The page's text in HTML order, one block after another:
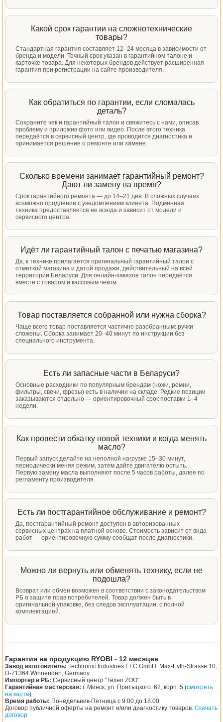
Какой срок гарантии на сложнотехнические
товары?
Стандартная гарантия составляет 12–24 месяца в зависимости от
бренда и модели. Точный срок указан в гарантийном талоне и
карточке товара. Для некоторых брендов действует расширенная
гарантия при регистрации на сайте производителя.
Как обратиться по гарантии, если сломалась
деталь?
Сохраните чек и гарантийный талон и свяжитесь с нами, описав
проблему и приложив фото или видео. После этого техника
передаётся в сервисный центр, где проводится диагностика и
принимается решение о ремонте или замене.
Сколько времени занимает гарантийный ремонт?
Дают ли замену на время?
Срок гарантийного ремонта — до 14–21 дня. В сложных случаях
возможно продление с уведомлением клиента. Подменная
техника предоставляется не всегда и зависит от модели и
сервисного центра.
Идёт ли гарантийный талон с печатью магазина?
Да, к технике прилагается оригинальный гарантийный талон с
отметкой магазина и датой продажи, действительный на всей
территории Беларуси. Для онлайн-заказов талон передаётся
вместе с товаром и кассовым чеком.
Товар поставляется собранной или нужна сборка?
Чаще всего товар поставляется частично разобранным: ручки
сложены. Сборка занимает 20–40 минут по инструкции без
специального инструмента.
Есть ли запасные части в Беларуси?
Основные расходники по популярным брендам (ножи, ремни,
фильтры, свечи, фрезы) есть в наличии на складе. Редкие позиции
заказываются отдельно — ориентировочный срок поставки 1–4
недели.
Как провести обкатку новой техники и когда менять
масло?
Первый запуск делайте на неполной нагрузке 15–30 минут,
периодически меняя режим, затем дайте двигателю остыть.
Первую замену масла выполняют после 5 часов работы, далее по
регламенту производителя.
Есть ли постгарантийное обслуживание и ремонт?
Да, постгарантийный ремонт доступен в авторизованных
сервисных центрах на платной основе. Стоимость зависит от вида
работ — ориентировочную сумму сообщат после диагностики.
Можно ли вернуть или обменять технику, если не
подошла?
Возврат или обмен возможен в соответствии с законодательством
РБ о защите прав потребителей. Товар должен быть в
оригинальной упаковке, без следов эксплуатации, с полной
комплектацией.
Гарантия на продукцию RYOBI - 12 месяцев
Завод изготовитель: Techtronic Industries ELC GmbH. Max-Eyth-Strasse 10,
D-71364 Winnenden, Germany.
Импортер в РБ: Сервисный центр "Техно ZOO"
Гарантийная мастерская: г. Минск, ул. Притыцкого. 62, корп. 5 (смотреть
на карте)
Время работы: Понедельник-Пятница с 9.00 до 18.00
Договор публичной оферты на ремонт и/или диагностику товаров. Скачать
договор